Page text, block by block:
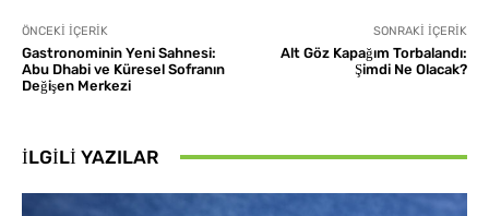
ÖNCEKI İÇERIK
Gastronominin Yeni Sahnesi:
Abu Dhabi ve Küresel Sofranın
Değişen Merkezi
SONRAKI İÇERIK
Alt Göz Kapağım Torbalandı:
Şimdi Ne Olacak?
İLGILI YAZILAR